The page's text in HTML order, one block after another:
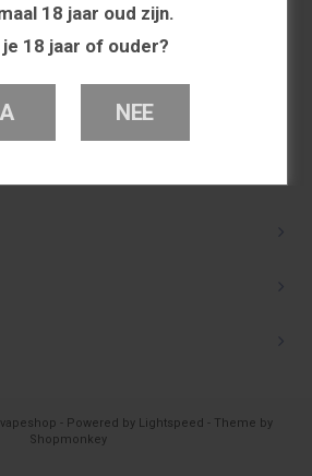
18 jaar oud zijn.
je 18 jaar of ouder?
NEE
in Nederland
- Powered by Lightspeed - Theme by
Shopmonkey